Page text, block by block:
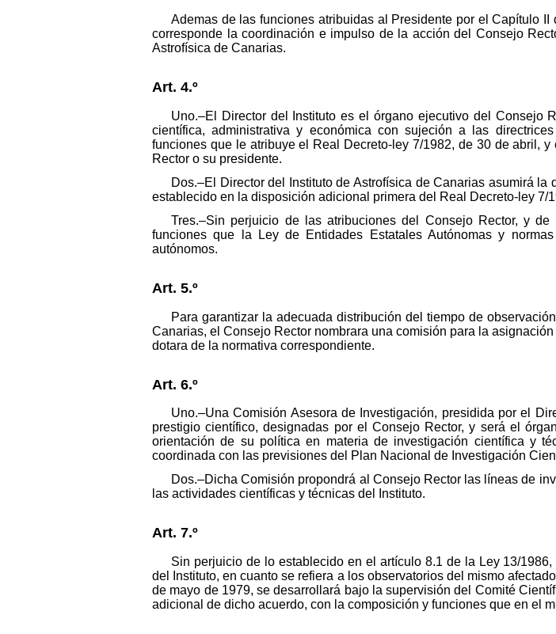
Ademas de las funciones atribuidas al Presidente por el Capítulo
corresponde la coordinación e impulso de la acción del Consejo
Astrofísica de Canarias.
Art. 4.º
Uno.–El Director del Instituto es el órgano ejecutivo del Consejo
científica, administrativa y económica con sujeción a las
funciones que le atribuye el Real Decreto-ley 7/1982, de 30 de abril,
Rector o su presidente.
Dos.–El Director del Instituto de Astrofísica de Canarias asumirá
establecido en la disposición adicional primera del Real Decreto-ley 7/
Tres.–Sin perjuicio de las atribuciones del Consejo Rector, y
funciones que la Ley de Entidades Estatales Autónomas y
autónomos.
Art. 5.º
Para garantizar la adecuada distribución del tiempo de
Canarias, el Consejo Rector nombrara una comisión para la
dotara de la normativa correspondiente.
Art. 6.º
Uno.–Una Comisión Asesora de Investigación, presidida por el
prestigio científico, designadas por el Consejo Rector, y será el
orientación de su política en materia de investigación científica y
coordinada con las previsiones del Plan Nacional de Investigación
Dos.–Dicha Comisión propondrá al Consejo Rector las líneas de
las actividades científicas y técnicas del Instituto.
Art. 7.º
Sin perjuicio de lo establecido en el artículo 8.1 de la Ley 13/
del Instituto, en cuanto se refiera a los observatorios del mismo
de mayo de 1979, se desarrollará bajo la supervisión del Comité
adicional de dicho acuerdo, con la composición y funciones que en el